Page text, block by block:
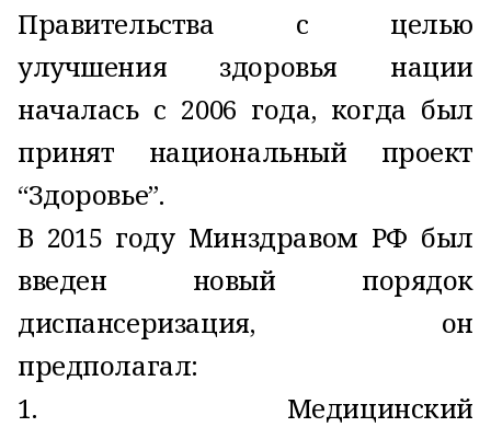
Правительства с целью
улучшения здоровья нации
началась с 2006 года, когда был
принят национальный проект
“Здоровье”.
В 2015 году Минздравом РФ был
введен новый порядок
диспансеризация, он
предполагал:
1. Медицинский